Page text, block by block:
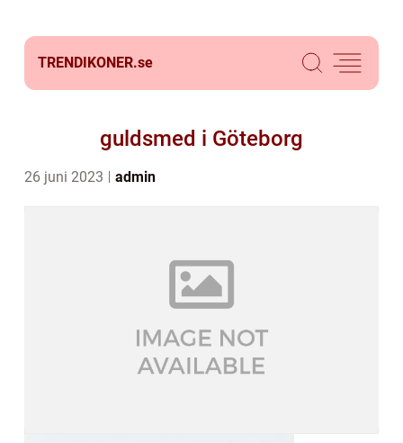
TRENDIKONER.se
guldsmed i Göteborg
26 juni 2023 admin